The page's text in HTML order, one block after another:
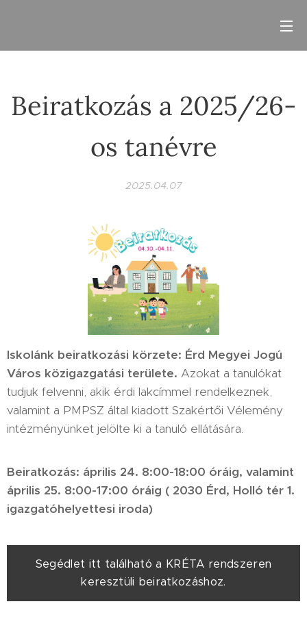
Beiratkozás a 2025/26-
os tanévre
2025.04.07
Iskolánk beiratkozási körzete: Érd Megyei Jogú
Város közigazgatási területe. Azokat a tanulókat
tudjuk felvenni, akik érdi lakcímmel rendelkeznek,
valamint a PMPSZ által kiadott Szakértői Vélemény
intézményünket jelölte ki a tanuló ellátására.
Beiratkozás: április 24. 8:00-18:00 óráig, valamint
április 25. 8:00-17:00 óráig ( 2030 Érd, Holló tér 1.
igazgatóhelyettesi iroda)
Segédlet itt található a KRÉTA rendszeren
keresztüli beiratkozáshoz.